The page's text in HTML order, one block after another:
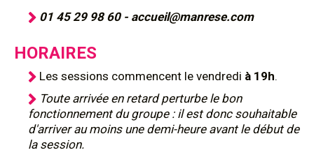
01 45 29 98 60 - accueil@manrese.com
HORAIRES
Les sessions commencent le vendredi à 19h.
Toute arrivée en retard perturbe le bon
fonctionnement du groupe : il est donc souhaitable
d'arriver au moins une demi-heure avant le début de
la session.